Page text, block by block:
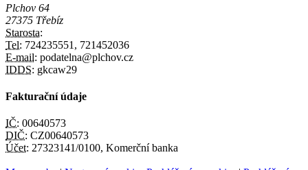
Plchov 64
27375 Třebíz
Starosta:
Tel: 724235551, 721452036
E-mail: podatelna@plchov.cz
IDDS: gkcaw29
Fakturační údaje
IČ: 00640573
DIČ: CZ00640573
Účet: 27323141/0100, Komerční banka